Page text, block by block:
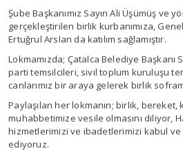
Şube Başkanımız Sayın Ali Üşümüş ve
gerçekleştirilen birlik kurbanımıza, Genel
Ertuğrul Arslan da katılım sağlamıştır.
Lokmamızda; Çatalca Belediye Başkanı
parti temsilcileri, sivil toplum kuruluşu
canlarımız bir araya gelerek birlik
Paylaşılan her lokmanın; birlik, bereket,
muhabbetimize vesile olmasını diliyor,
hizmetlerimizi ve ibadetlerimizi kabul
ediyoruz.